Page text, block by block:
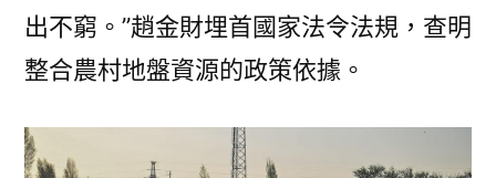
出不窮。”趙金財埋首國家法令法規，查明
整合農村地盤資源的政策依據。